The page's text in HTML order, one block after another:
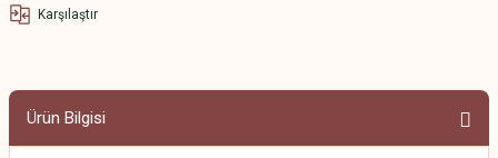
Karşılaştır
Ürün Bilgisi